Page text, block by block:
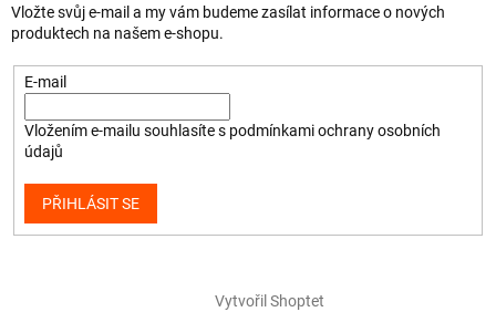
Vložte svůj e-mail a my vám budeme zasílat informace o nových
produktech na našem e-shopu.
E-mail
Vložením e-mailu souhlasíte s podmínkami ochrany osobních
údajů
PŘIHLÁSIT SE
Vytvořil Shoptet